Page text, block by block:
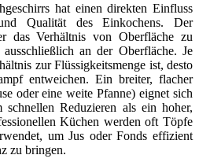
hat einen direkten Einfluss
Qualität des Einkochens. Der
das Verhältnis von Oberfläche zu
an der Oberfläche. Je
zur Flüssigkeitsmenge ist, desto
entweichen. Ein breiter, flacher
oder eine weite Pfanne) eignet sich
schnellen Reduzieren als ein hoher,
Küchen werden oft Töpfe
um Jus oder Fonds effizient
zu bringen.